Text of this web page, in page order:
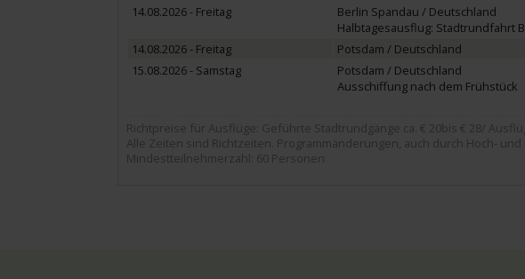
14.08.2026 - Freitag
Berlin Spandau / Deutschland
Halbtagesausflug: Stadtrundfahrt
14.08.2026 - Freitag Potsdam / Deutschland
15.08.2026 - Samstag
Potsdam / Deutschland
Ausschiffung nach dem Frühstück
Richtpreise für Ausflüge: Geführte Stadtrundgänge ca. € 20bis € 28/
Alle Zeiten sind Richtzeiten. Programmänderungen, auch durch Hoch-
Mindestteilnehmerzahl: 60 Personen